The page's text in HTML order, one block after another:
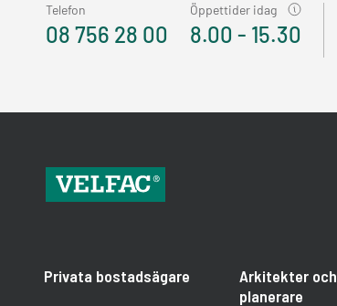
Telefon
08 756 28 00
Öppettider idag
8.00 - 15.30
Privata bostadsägare
Arkitekter och
planerare